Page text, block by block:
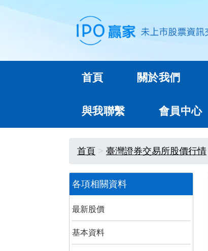
首頁 關於我們
與我聯繫 會員中心
首頁 臺灣證券交易所股價行情
各項相關資料
最新股價
基本資料